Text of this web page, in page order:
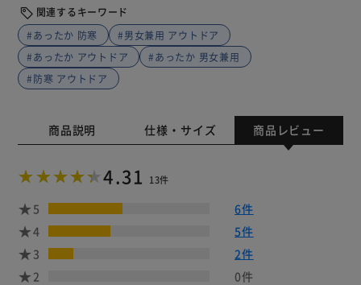
関連するキーワード
#あったか 防寒
#男女兼用 アウトドア
#あったか アウトドア
#あったか 男女兼用
#防寒 アウトドア
商品説明 仕様・サイズ 商品レビュー
4.31 13件
5
6件
4
5件
3
2件
2
0件